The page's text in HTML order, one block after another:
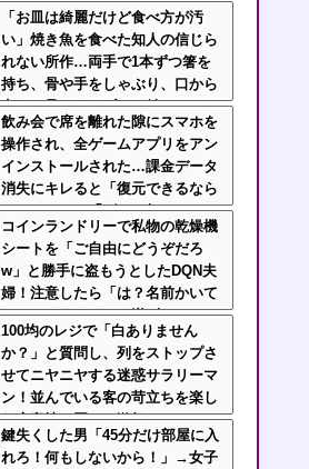
「お皿は綺麗だけど食べ方が汚
い」焼き魚を食べた知人の信じら
れない所作…両手で1本ずつ箸を
持ち、骨や手をしゃぶり、口から
出した骨をテーブルに並べ
る・・・
飲み会で席を離れた隙にスマホを
操作され、全ゲームアプリをアン
インストールされた…課金データ
消失にキレると「復元できるなら
いいじゃん」「ゲーム如きで」と
逆ギレして帰走
コインランドリーで私物の乾燥機
シートを「ご自由にどうぞだろ
w」と勝手に盗もうとしたDQN夫
婦！注意したら「は？名前かいて
ないんですけど」と逆ギレ
100均のレジで「白ありません
か？」と質問し、列をストップさ
せてニヤニヤする迷惑サラリーマ
ン！並んでいる客の苛立ちを楽し
む底意地の悪さに激怒
鍵失くした男「45分だけ部屋に入
れろ！何もしないから！」→女子